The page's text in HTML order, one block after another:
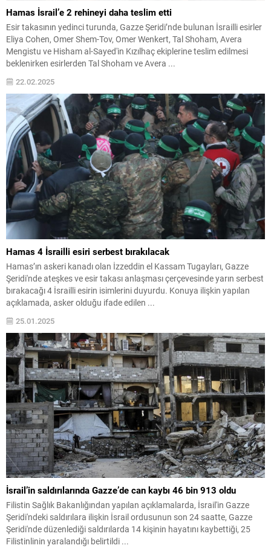
Hamas İsrail’e 2 rehineyi daha teslim etti
Esir takasının yedinci turunda, Gazze Şeridi’nde bulunan İsrailli esirler
Eliya Cohen, Omer Shem-Tov, Omer Wenkert, Tal Shoham, Avera
Mengistu ve Hisham al-Sayed'in Kızılhaç ekiplerine teslim edilmesi
beklenirken esirlerden Tal Shoham ve Avera ...
22.02.2025
Hamas 4 İsrailli esiri serbest bırakılacak
Hamas’ın askeri kanadı olan İzzeddin el Kassam Tugayları, Gazze
Şeridi'nde ateşkes ve esir takası anlaşması çerçevesinde yarın serbest
bırakacağı 4 İsrailli esirin isimlerini duyurdu. Konuya ilişkin yapılan
açıklamada, asker olduğu ifade edilen ...
25.01.2025
İsrail’in saldırılarında Gazze’de can kaybı 46 bin 913 oldu
Filistin Sağlık Bakanlığından yapılan açıklamalarda, İsrail'in Gazze
Şeridi'ndeki saldırılara ilişkin İsrail ordusunun son 24 saatte, Gazze
Şeridi'nde düzenlediği saldırılarda 14 kişinin hayatını kaybettiği, 25
Filistinlinin yaralandığı belirtildi ...